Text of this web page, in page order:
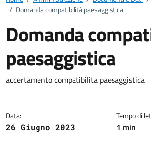
/ Domanda compatibilità paesaggistica
Domanda
paesaggistica
Dettagli del
accertamento compatibilita paesaggistica
Data:
26 Giugno 2023
Tempo di
1 min